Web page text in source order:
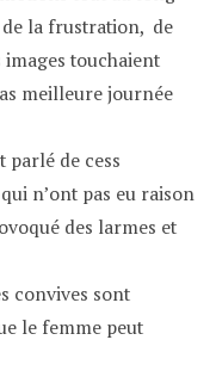
de la frustration, de
touchaient
meilleure journée
parlé de cess
n’ont pas eu raison
des larmes et
convives sont
le femme peut